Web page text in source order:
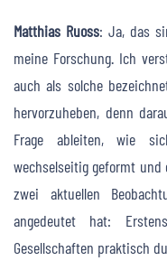
Matthias Ruoss: Ja, das
meine Forschung. Ich
auch als solche
hervorzuheben, denn
Frage ableiten, wie
wechselseitig geformt und
zwei aktuellen
angedeutet hat:
Gesellschaften praktisch